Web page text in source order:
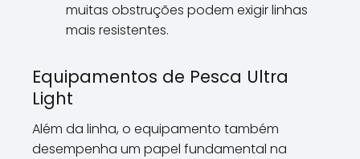
muitas obstruções podem exigir linhas
mais resistentes.
Equipamentos de Pesca Ultra
Light
Além da linha, o equipamento também
desempenha um papel fundamental na